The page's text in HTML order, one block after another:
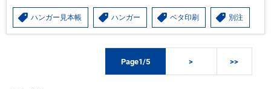
ハンガー見本帳 ハンガー ベタ印刷 別注
Page1/5 > >>